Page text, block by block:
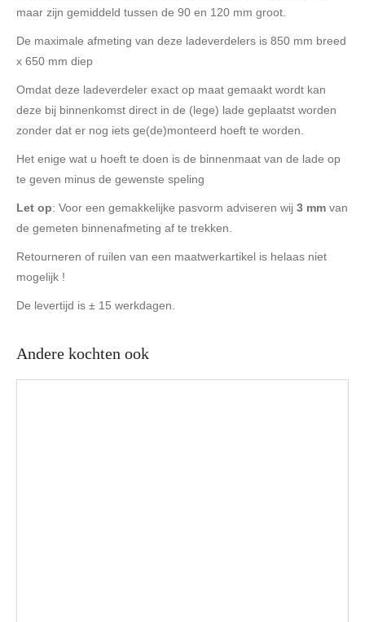
maar zijn gemiddeld tussen de 90 en 120 mm groot.
De maximale afmeting van deze ladeverdelers is 850 mm breed
x 650 mm diep
Omdat deze ladeverdeler exact op maat gemaakt wordt kan
deze bij binnenkomst direct in de (lege) lade geplaatst worden
zonder dat er nog iets ge(de)monteerd hoeft te worden.
Het enige wat u hoeft te doen is de binnenmaat van de lade op
te geven minus de gewenste speling
Let op: Voor een gemakkelijke pasvorm adviseren wij 3 mm van
de gemeten binnenafmeting af te trekken.
Retourneren of ruilen van een maatwerkartikel is helaas niet
mogelijk !
De levertijd is ± 15 werkdagen.
Andere kochten ook